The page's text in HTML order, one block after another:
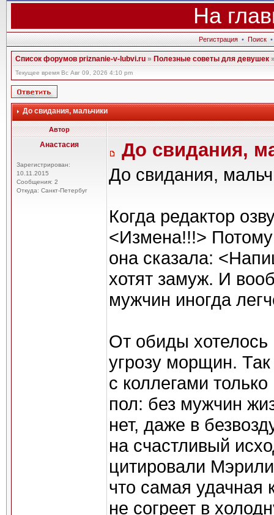
На
Регистрация • Поиск •
Список форумов priznanie-v-lubvi.ru»Полезные советы для девушек
Текущее время Вс Авг 09, 2026 4:10 pm
До свидания, мальчики
Автор
Анастасия
Зарегистрирован:
10.11.2015
Сообщения: 2
Откуда: Санкт-Петербуг
До свидания,
До свидания,
Когда редактор
<Измена!!!> Потому
она сказала:
хотят замуж. И
мужчин иногда
От обиды хотелось
угрозу морщин.
с коллегами
пол: без мужчин
нет, даже в
на счастливый
цитировали
что самая удачная
не согреет в